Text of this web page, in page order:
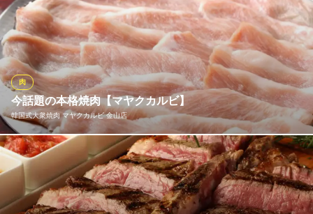
厳選して仕入れる黒毛和牛などの上質な素材を、お手頃価格でお
楽しみいただける当店。定番の人気部位から希少部位まで幅広く
取り揃えております。お肉と相性の良い日本酒やワインをご用意
しておりますので、ぜひ合わせてお楽しみください。
完全個室 焼肉雅 金山店
全席完全個室の焼肉
ＪＲ金山駅 徒歩3分
愛知県名古屋市熱田区金山町1-15-20 ひかるビル3F
今話題の本格焼肉【マヤクカルビ】
韓国式大衆焼肉 マヤクカルビ 金山店
肉
ソルロンタンやカルメギサルなどをはじめとした韓国ならではの
本格的な料理を豊富に取り揃え！お通しにもなんとお肉が！
韓国式大衆焼肉 マヤクカルビ 金山店